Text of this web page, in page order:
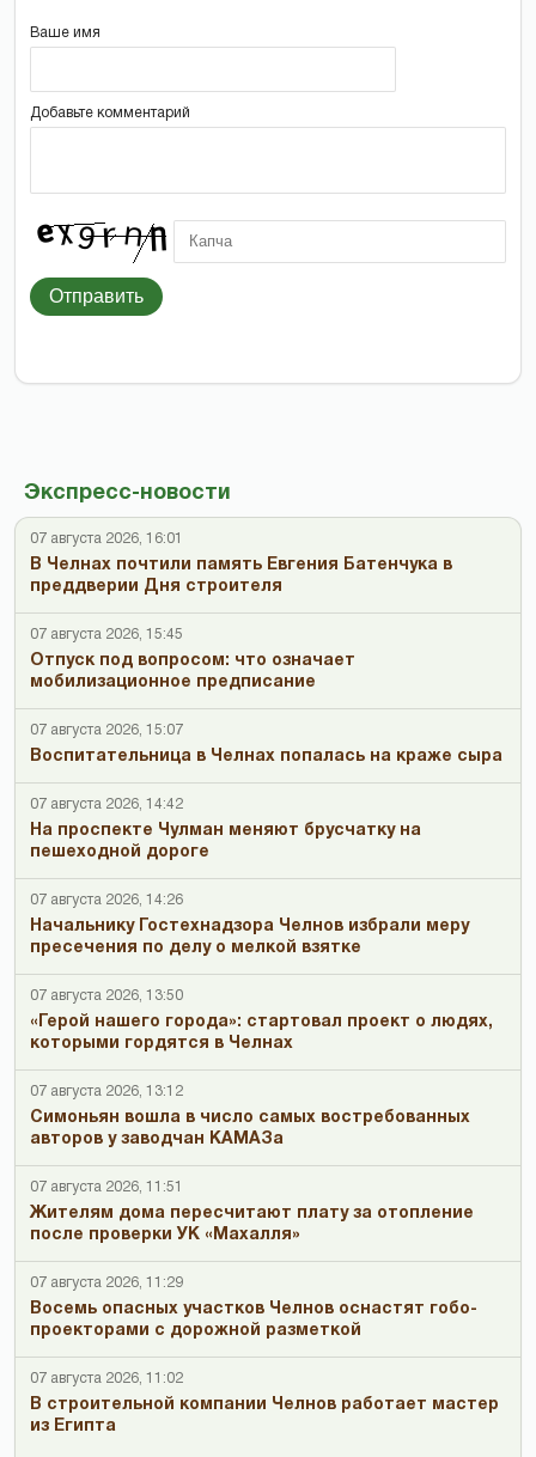
Экспресс-новости
07 августа 2026, 16:01
В Челнах почтили память Евгения Батенчука в
преддверии Дня строителя
07 августа 2026, 15:45
Отпуск под вопросом: что означает
мобилизационное предписание
07 августа 2026, 15:07
Воспитательница в Челнах попалась на краже сыра
07 августа 2026, 14:42
На проспекте Чулман меняют брусчатку на
пешеходной дороге
07 августа 2026, 14:26
Начальнику Гостехнадзора Челнов избрали меру
пресечения по делу о мелкой взятке
07 августа 2026, 13:50
«Герой нашего города»: стартовал проект о людях,
которыми гордятся в Челнах
07 августа 2026, 13:12
Симоньян вошла в число самых востребованных
авторов у заводчан КАМАЗа
07 августа 2026, 11:51
Жителям дома пересчитают плату за отопление
после проверки УК «Махалля»
07 августа 2026, 11:29
Восемь опасных участков Челнов оснастят гобо-
проекторами с дорожной разметкой
07 августа 2026, 11:02
В строительной компании Челнов работает мастер
из Египта
Ваше имя
Добавьте комментарий
Отправить